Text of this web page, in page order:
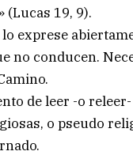
(Lucas 19, 9).
exprese
no conducen.
de leer -o
o pseudo